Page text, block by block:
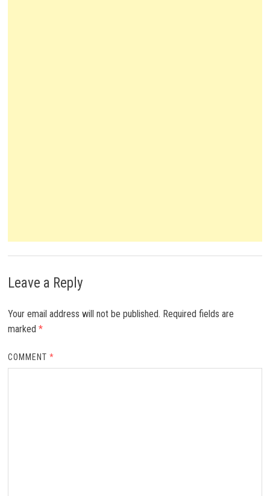
Leave a Reply
Your email address will not be published. Required fields are
marked *
COMMENT*